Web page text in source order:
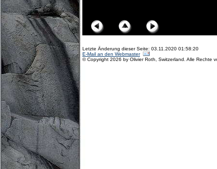
Letzte Änderung dieser Seite: 03.11.2020 01:58:20
E-Mail an den Webmaster
© Copyright 2026 by Olivier Roth, Switzerland. Alle Rechte